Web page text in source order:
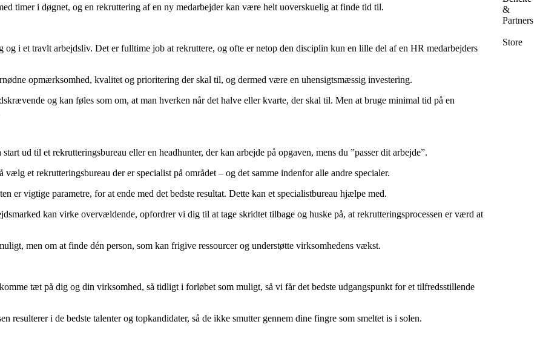
timer i døgnet, og en rekruttering af en ny medarbejder kan være helt uoverskuelig at finde tid til.
og i et travlt arbejdsliv. Det er fulltime job at rekruttere, og ofte er netop den disciplin kun en lille del af en HR medarbejders
opmærksomhed, kvalitet og prioritering der skal til, og dermed være en uhensigtsmæssig investering.
og kan føles som om, at man hverken når det halve eller kvarte, der skal til. Men at bruge minimal tid på en
ud til et rekrutteringsbureau eller en headhunter, der kan arbejde på opgaven, mens du ”passer dit arbejde”.
et rekrutteringsbureau der er specialist på området – og det samme indenfor alle andre specialer.
er vigtige parametre, for at ende med det bedste resultat. Dette kan et specialistbureau hjælpe med.
kan virke overvældende, opfordrer vi dig til at tage skridtet tilbage og huske på, at rekrutteringsprocessen er værd at
men om at finde dén person, som kan frigive ressourcer og understøtte virksomhedens vækst.
tæt på dig og din virksomhed, så tidligt i forløbet som muligt, så vi får det bedste udgangspunkt for et tilfredsstillende
resulterer i de bedste talenter og topkandidater, så de ikke smutter gennem dine fingre som smeltet is i solen.
&
Partners
Store